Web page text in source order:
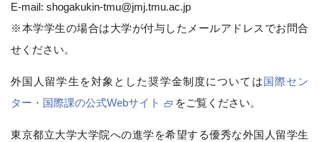
E-mail: shogakukin-tmu@jmj.tmu.ac.jp
※本学学生の場合は大学が付与したメールアドレスでお問合
せください。
外国人留学生を対象とした奨学金制度については国際セン
ター・国際課の公式Webサイト
をご覧ください。
東京都立大学大学院への進学を希望する優秀な外国人留学生